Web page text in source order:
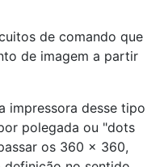
de comando que
de imagem a partir
impressora desse tipo
polegada ou "dots
os 360 x 360,